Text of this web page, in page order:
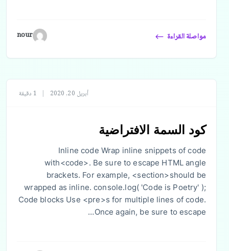
مواصلة القراءة nour
أبريل 20, 2020 | 1 دقيقة
كود السمة الافتراضية
Inline code Wrap inline snippets of code
with<code>. Be sure to escape HTML angle
brackets. For example, <section>should be
wrapped as inline. console.log( 'Code is Poetry' );
Code blocks Use <pre>s for multiple lines of code.
Once again, be sure to escape…